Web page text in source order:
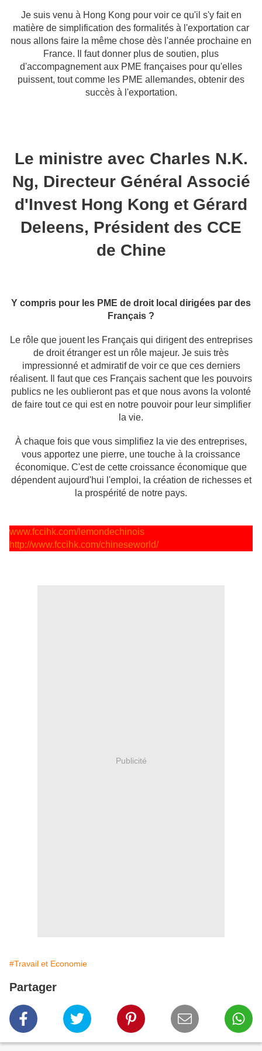
Je suis venu à Hong Kong pour voir ce qu'il s'y fait en
matière de simplification des formalités à l'exportation car
nous allons faire la même chose dès l'année prochaine en
France. Il faut donner plus de soutien, plus
d'accompagnement aux PME françaises pour qu'elles
puissent, tout comme les PME allemandes, obtenir des
succès à l'exportation.
Le ministre avec Charles N.K.
Ng, Directeur Général Associé
d'Invest Hong Kong et Gérard
Deleens, Président des CCE
de Chine
Y compris pour les PME de droit local dirigées par des
Français ?
Le rôle que jouent les Français qui dirigent des entreprises
de droit étranger est un rôle majeur. Je suis très
impressionné et admiratif de voir ce que ces derniers
réalisent. Il faut que ces Français sachent que les pouvoirs
publics ne les oublieront pas et que nous avons la volonté
de faire tout ce qui est en notre pouvoir pour leur simplifier
la vie.
À chaque fois que vous simplifiez la vie des entreprises,
vous apportez une pierre, une touche à la croissance
économique. C'est de cette croissance économique que
dépendent aujourd'hui l'emploi, la création de richesses et
la prospérité de notre pays.
www.fccihk.com/lemondechinois
http://www.fccihk.com/chineseworld/
Publicité
#Travail et Economie
Partager